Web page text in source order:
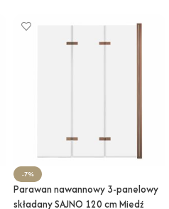
-7%
Parawan nawannowy 3-panelowy
składany SAJNO 120 cm Miedź